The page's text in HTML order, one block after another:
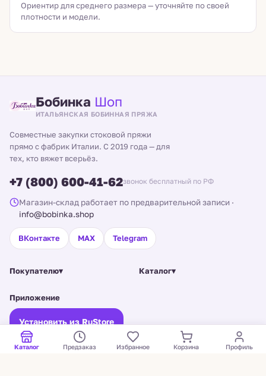
Ориентир для среднего размера — уточняйте по своей
плотности и модели.
Бобинка Шоп
ИТАЛЬЯНСКАЯ БОБИННАЯ ПРЯЖА
Совместные закупки стоковой пряжи
прямо с фабрик Италии. С 2019 года — для
тех, кто вяжет всерьёз.
+7 (800) 600-41-62звонок бесплатный по РФ
Магазин-склад работает по предварительной записи ·
info@bobinka.shop
ВКонтакте MAX Telegram
Покупателю▾ Каталог▾
Приложение
Установить из RuStore
Старая версия сайта →
Каталог Предзаказ Избранное Корзина Профиль